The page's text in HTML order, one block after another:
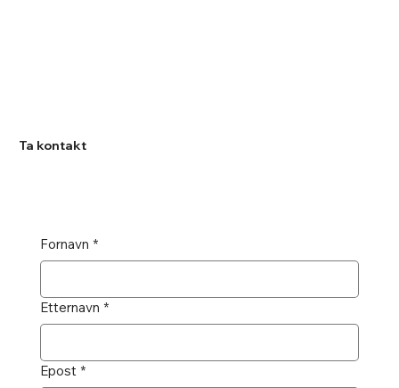
Ta kontakt
Fornavn *
Etternavn *
Epost *